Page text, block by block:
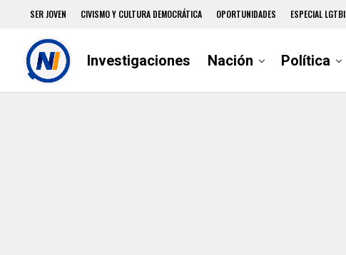
SER JOVEN CIVISMO Y CULTURA DEMOCRÁTICA OPORTUNIDADES ESPECIAL LGTBI
Investigaciones Nación Política